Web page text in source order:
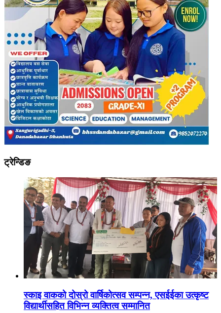
ट्रेन्डिङ
स्काइ वाकको दोस्रो वार्षिकोत्सव सम्पन्न, एसईईका उत्कृष्ट
विद्यार्थीसहित विभिन्न व्यक्तित्व सम्मानित